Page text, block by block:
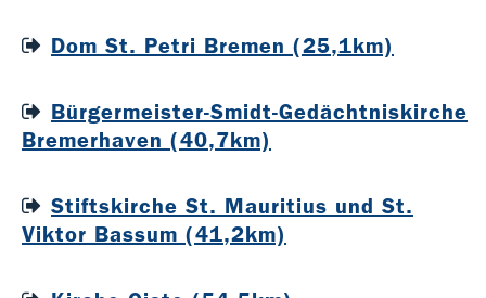
Dom St. Petri Bremen (25,1km)
Bürgermeister-Smidt-Gedächtniskirche
Bremerhaven (40,7km)
Stiftskirche St. Mauritius und St.
Viktor Bassum (41,2km)